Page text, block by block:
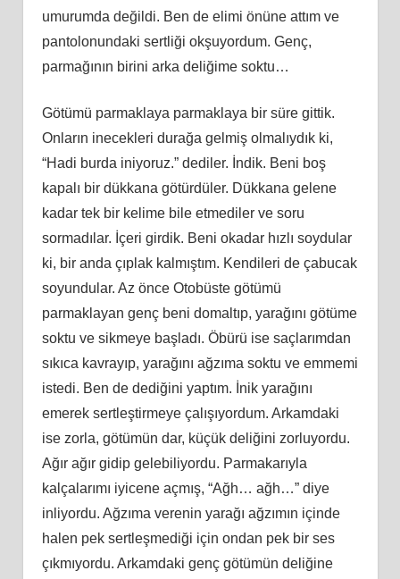
umurumda değildi. Ben de elimi önüne attım ve
pantolonundaki sertliği okşuyordum. Genç,
parmağının birini arka deliğime soktu…
Götümü parmaklaya parmaklaya bir süre gittik.
Onların inecekleri durağa gelmiş olmalıydık ki,
“Hadi burda iniyoruz.” dediler. İndik. Beni boş
kapalı bir dükkana götürdüler. Dükkana gelene
kadar tek bir kelime bile etmediler ve soru
sormadılar. İçeri girdik. Beni okadar hızlı soydular
ki, bir anda çıplak kalmıştım. Kendileri de çabucak
soyundular. Az önce Otobüste götümü
parmaklayan genç beni domaltıp, yarağını götüme
soktu ve sikmeye başladı. Öbürü ise saçlarımdan
sıkıca kavrayıp, yarağını ağzıma soktu ve emmemi
istedi. Ben de dediğini yaptım. İnik yarağını
emerek sertleştirmeye çalışıyordum. Arkamdaki
ise zorla, götümün dar, küçük deliğini zorluyordu.
Ağır ağır gidip gelebiliyordu. Parmakarıyla
kalçalarımı iyicene açmış, “Ağh… ağh…” diye
inliyordu. Ağzıma verenin yarağı ağzımın içinde
halen pek sertleşmediği için ondan pek bir ses
çıkmıyordu. Arkamdaki genç götümün deliğine